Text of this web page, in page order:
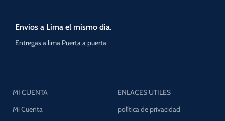
Envios a Lima el mismo dia.
Entregas a lima Puerta a puerta
MI CUENTA
Mi Cuenta
ENLACES UTILES
política de privacidad